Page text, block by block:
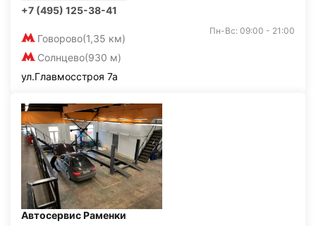
+7 (495) 125-38-41
Говорово(1,35 км)
Солнцево(930 м)
Пн-Вс: 09:00 - 21:00
ул.Главмосстроя 7а
Автосервис Раменки